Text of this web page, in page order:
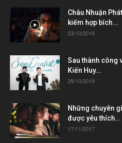
Châu Nhuận
kiếm hợp bích...
23/10/2018
Sau thành công
Kiến Huy...
29/10/2019
Những chuyên
được yêu thích...
17/11/2017